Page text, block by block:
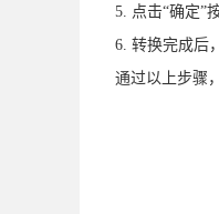
5. 点击“确定”
6. 转换完成后
通过以上步骤